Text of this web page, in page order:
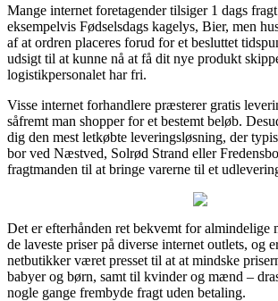
Mange internet foretagender tilsiger 1 dags
eksempelvis Fødselsdags kagelys, Bier, men
af at ordren placeres forud for et besluttet
udsigt til at kunne nå at få dit nye produkt
logistikpersonalet har fri.
Visse internet forhandlere præsterer gratis
såfremt man shopper for et bestemt beløb.
dig den mest letkøbte leveringsløsning, der
bor ved Næstved, Solrød Strand eller
fragtmanden til at bringe varerne til et
Det er efterhånden ret bekvemt for almindelige
de laveste priser på diverse internet outlets, og
netbutikker været presset til at at mindske
babyer og børn, samt til kvinder og mænd –
nogle gange frembyde fragt uden betaling.